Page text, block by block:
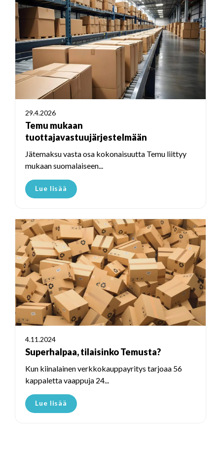
29.4.2026
Temu mukaan
tuottajavastuujärjestelmään
Jätemaksu vasta osa kokonaisuutta Temu liittyy
mukaan suomalaiseen...
Lue lisää
4.11.2024
Superhalpaa, tilaisinko Temusta?
Kun kiinalainen verkkokauppayritys tarjoaa 56
kappaletta vaappuja 24...
Lue lisää